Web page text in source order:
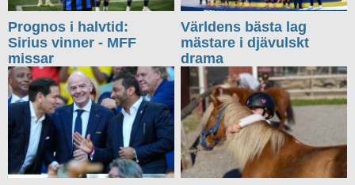
Prognos i halvtid:
Sirius vinner - MFF
missar
Världens bästa lag
mästare i djävulskt
drama